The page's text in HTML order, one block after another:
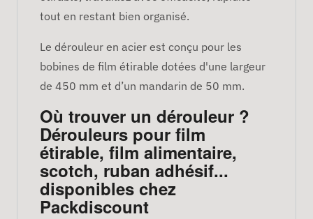
tout en restant bien organisé.
Le dérouleur en acier est conçu pour les
bobines de film étirable dotées d'une largeur
de 450 mm et d’un mandarin de 50 mm.
Où trouver un dérouleur ?
Dérouleurs pour film
étirable, film alimentaire,
scotch, ruban adhésif...
disponibles chez
Packdiscount